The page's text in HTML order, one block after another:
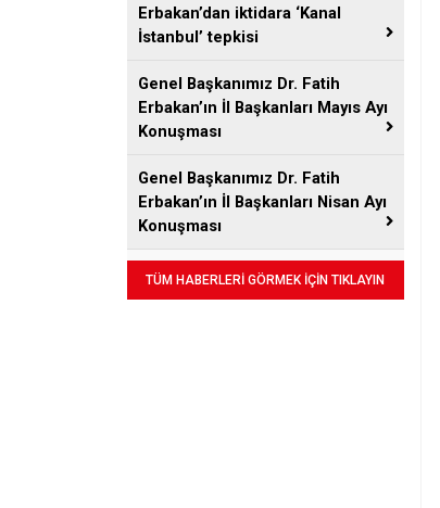
Erbakan’dan iktidara ‘Kanal
İstanbul’ tepkisi
Genel Başkanımız Dr. Fatih
Erbakan’ın İl Başkanları Mayıs Ayı
Konuşması
Genel Başkanımız Dr. Fatih
Erbakan’ın İl Başkanları Nisan Ayı
Konuşması
TÜM HABERLERİ GÖRMEK İÇİN TIKLAYIN